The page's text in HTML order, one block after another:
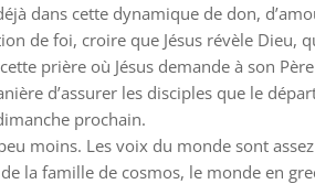
dans cette dynamique de don,
de foi, croire que Jésus révèle Dieu,
prière où Jésus demande à son
d’assurer les disciples que le
prochain.
moins. Les voix du monde sont
la famille de cosmos, le monde en